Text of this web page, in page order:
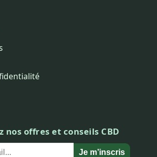
nos offres et conseils CBD
Je m’inscris